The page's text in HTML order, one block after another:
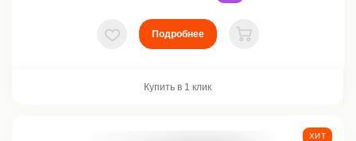
В избранное
Подробнее
В корзину
Купить в 1 клик
ХИТ